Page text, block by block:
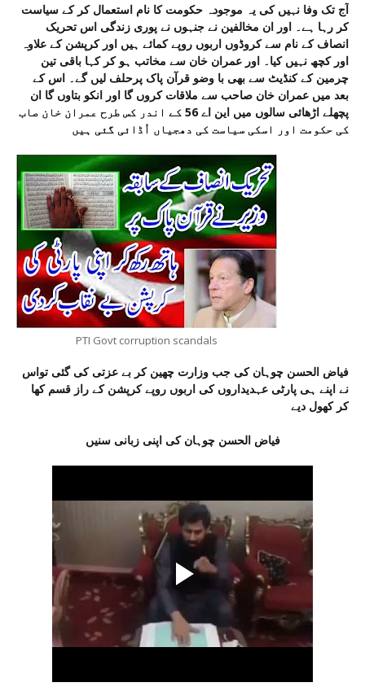
آج تک وفا نہیں کی یہ موجودہ حکومت کا نام استعمال کر کے سیاست
کر رہا ہے۔ اور ان مخالفین نے جنہوں نے پوری زندگی اس تحریک
انصاف کے نام سے کروڈوں اربوں روپے کمائے ہیں اور کرپشن کے علاوہ
اور کچھ نہیں کیا۔ اور عمران خان سے مخاتب ہو کر کہا باقی تین
چرمین کے کنڈیٹ سے بھی با وضو قرآن پاک پرحلف لیں گے۔ اس کے
بعد میں عمران خان صاحب سے ملاقات کروں گا اور انکو بتاوں گا ان
پچھلے اڑھائی سالوں میں این اے 56 کے اندر کس طرح عمران خان صاب
کی حکومت اور اسکی سیاست کی دھجیاں اُڈائی گئی ہیں
PTI Govt corruption scandals
فیاض الحسن چوہان کی جب وزارت چھین کر بے عزتی کی گئی تواس
نے اپنے ہی پارٹی عہدیداروں کی اربوں روپے کرپشن کے راز قسم کھا
کر کھول دیے
فیاض الحسن چوہان کی اپنی زبانی سنیں